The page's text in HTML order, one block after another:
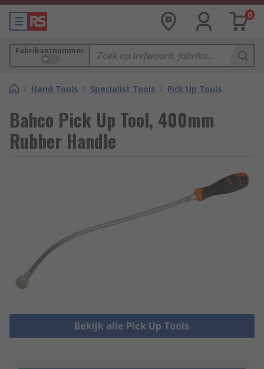
0
Fabrikantnummer
/ Hand Tools / Specialist Tools / Pick Up Tools
Bahco Pick Up Tool, 400mm
Rubber Handle
Bekijk alle Pick Up Tools